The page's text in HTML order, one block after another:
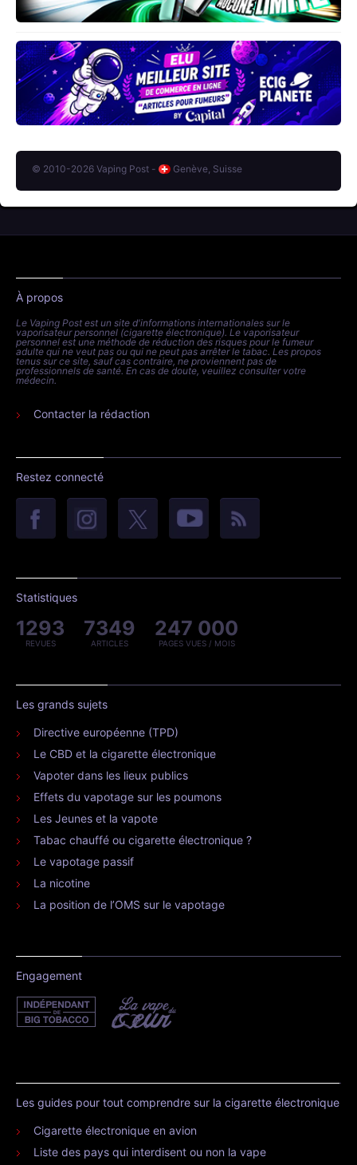
© 2010-2026 Vaping Post - Genève, Suisse
À propos
Le Vaping Post est un site d'informations internationales sur le
vaporisateur personnel (cigarette électronique). Le vaporisateur
personnel est une méthode de réduction des risques pour le fumeur
adulte qui ne veut pas ou qui ne peut pas arrêter le tabac. Les propos
tenus sur ce site, sauf cas contraire, ne proviennent pas de
professionnels de santé. En cas de doute, veuillez consulter votre
médecin.
Contacter la rédaction
Restez connecté
Statistiques
1293
REVUES
7349
ARTICLES
247 000
PAGES VUES / MOIS
Les grands sujets
Directive européenne (TPD)
Le CBD et la cigarette électronique
Vapoter dans les lieux publics
Effets du vapotage sur les poumons
Les Jeunes et la vapote
Tabac chauffé ou cigarette électronique ?
Le vapotage passif
La nicotine
La position de l’OMS sur le vapotage
Engagement
Les guides pour tout comprendre sur la cigarette électronique
Cigarette électronique en avion
Liste des pays qui interdisent ou non la vape